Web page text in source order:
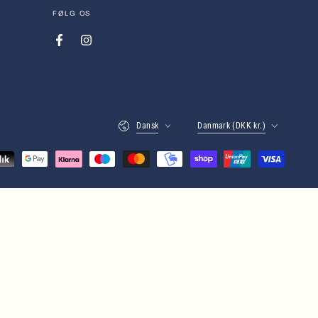
mail
her
FØLG OS
FacebookInstagram
Dansk
Danmark (DKK kr.)